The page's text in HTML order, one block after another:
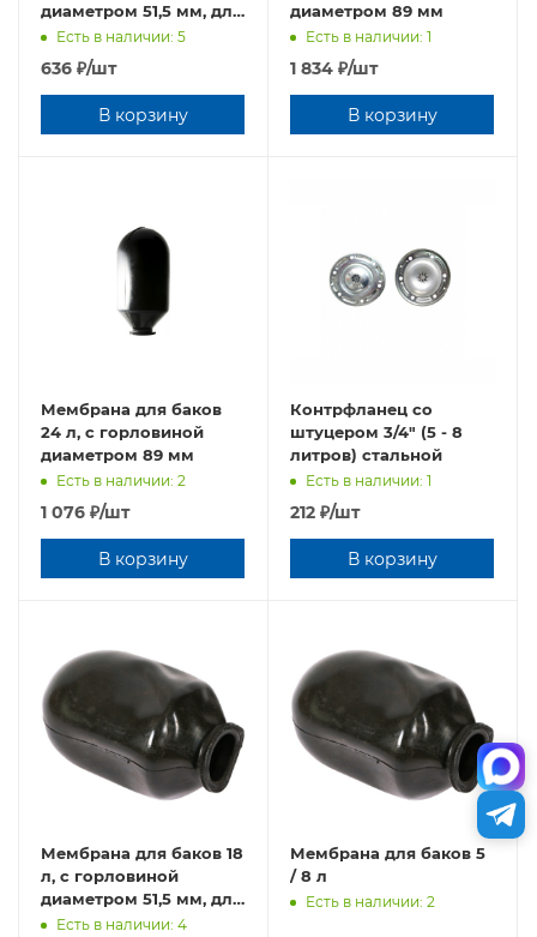
диаметром 51,5 мм, для
отопления
Есть в наличии: 5
636 ₽/шт
В корзину
диаметром 89 мм
Есть в наличии: 1
1 834 ₽/шт
В корзину
Мембрана для баков
24 л, с горловиной
диаметром 89 мм
Есть в наличии: 2
1 076 ₽/шт
В корзину
Контрфланец со
штуцером 3/4" (5 - 8
литров) стальной
Есть в наличии: 1
212 ₽/шт
В корзину
Мембрана для баков 18
л, с горловиной
диаметром 51,5 мм, для
отопления
Есть в наличии: 4
Мембрана для баков 5
/ 8 л
Есть в наличии: 2